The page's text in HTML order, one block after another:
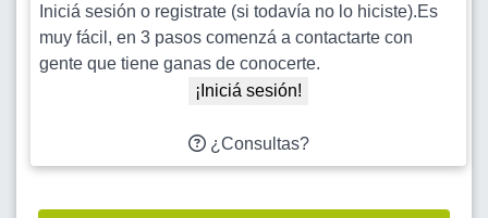
Iniciá sesión o registrate (si todavía no lo hiciste).Es
muy fácil, en 3 pasos comenzá a contactarte con
gente que tiene ganas de conocerte.
¡Iniciá sesión!
¿Consultas?